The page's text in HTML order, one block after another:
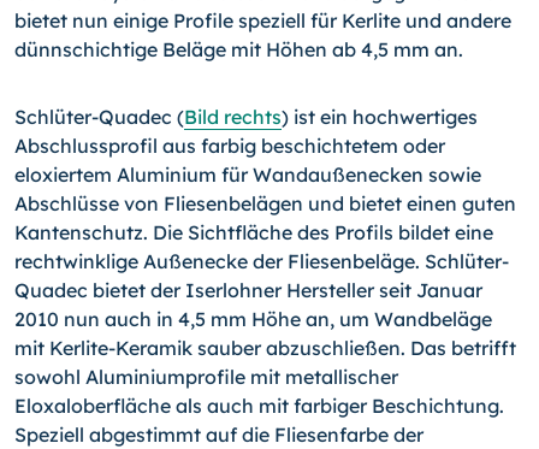
bietet nun einige Profile speziell für Kerlite und andere
dünnschichtige Beläge mit Höhen ab 4,5 mm an.
Schlüter-Quadec (Bild rechts) ist ein hochwertiges
Abschlussprofil aus farbig beschichtetem oder
eloxiertem Aluminium für Wandaußenecken sowie
Abschlüsse von Fliesenbelägen und bietet einen guten
Kantenschutz. Die Sichtfläche des Profils bildet eine
rechtwinklige Außenecke der Fliesenbeläge. Schlüter-
Quadec bietet der Iserlohner Hersteller seit Januar
2010 nun auch in 4,5 mm Höhe an, um Wandbeläge
mit Kerlite-Keramik sauber abzuschließen. Das betrifft
sowohl Aluminiumprofile mit metallischer
Eloxaloberfläche als auch mit farbiger Beschichtung.
Speziell abgestimmt auf die Fliesenfarbe der